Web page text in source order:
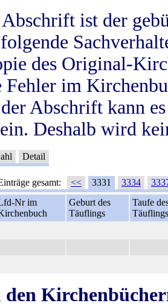
ist der
des Original-
Fehler im
Abschrift kann
Deshalb wird
Detail
gesamt: << 3331 3334
Nr im
Geburt des
Täuflings
Taufe
Täuflings
den